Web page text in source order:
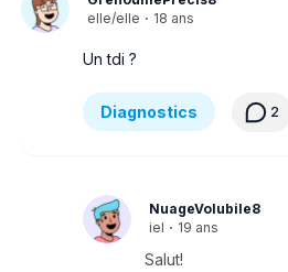
elle/elle · 18 ans
Un tdi ?
Diagnostics 2
NuageVolubile8
iel · 19 ans
Salut!